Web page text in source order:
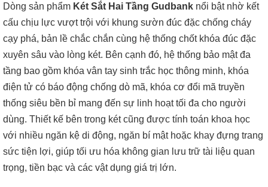
Dòng sản phẩm Két Sắt Hai Tầng Gudbank nổi bật nhờ kết
cấu chịu lực vượt trội với khung sườn đúc đặc chống cháy
cạy phá, bản lề chắc chắn cùng hệ thống chốt khóa đúc đặc
xuyên sâu vào lòng két. Bên cạnh đó, hệ thống bảo mật đa
tầng bao gồm khóa vân tay sinh trắc học thông minh, khóa
điện tử có báo động chống dò mã, khóa cơ đổi mã truyền
thống siêu bền bỉ mang đến sự linh hoạt tối đa cho người
dùng. Thiết kế bên trong két cũng được tính toán khoa học
với nhiều ngăn kệ di động, ngăn bí mật hoặc khay đựng trang
sức tiện lợi, giúp tối ưu hóa không gian lưu trữ tài liệu quan
trọng, tiền bạc và các vật dụng giá trị lớn.